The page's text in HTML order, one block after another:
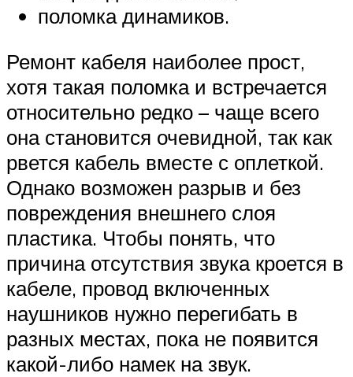
поломка динамиков.
Ремонт кабеля наиболее прост,
хотя такая поломка и встречается
относительно редко – чаще всего
она становится очевидной, так как
рвется кабель вместе с оплеткой.
Однако возможен разрыв и без
повреждения внешнего слоя
пластика. Чтобы понять, что
причина отсутствия звука кроется в
кабеле, провод включенных
наушников нужно перегибать в
разных местах, пока не появится
какой-либо намек на звук.